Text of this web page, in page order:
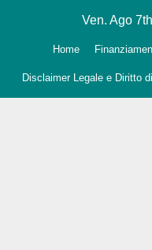
Ven. Ago
Home
Disclaimer Legale e Diritto